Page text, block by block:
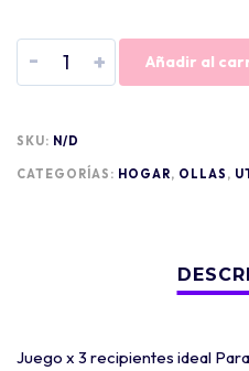
- + Añadir al
SKU: N/D
CATEGORÍAS: HOGAR, OLLAS ,
Juego x 3 recipientes ideal